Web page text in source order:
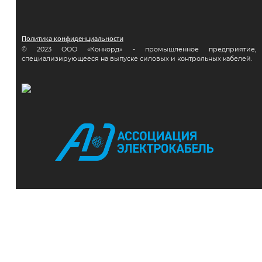
Политика конфиденциальности
© 2023 ООО «Конкорд» - промышленное предприятие,
специализирующееся на выпуске силовых и контрольных кабелей.